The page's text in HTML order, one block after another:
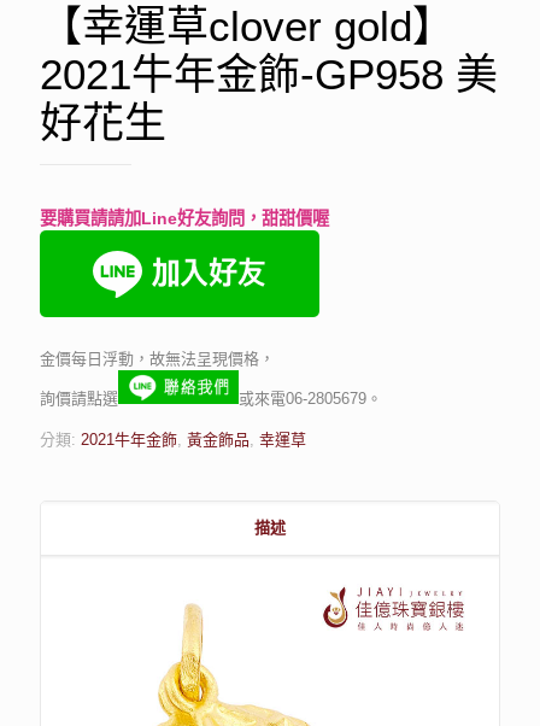
【幸運草clover gold】
2021牛年金飾-GP958 美
好花生
要購買請請加Line好友詢問，甜甜價喔
金價每日浮動，故無法呈現價格，
詢價請點選 或來電06-2805679。
分類: 2021牛年金飾 黃金飾品 幸運草
描述